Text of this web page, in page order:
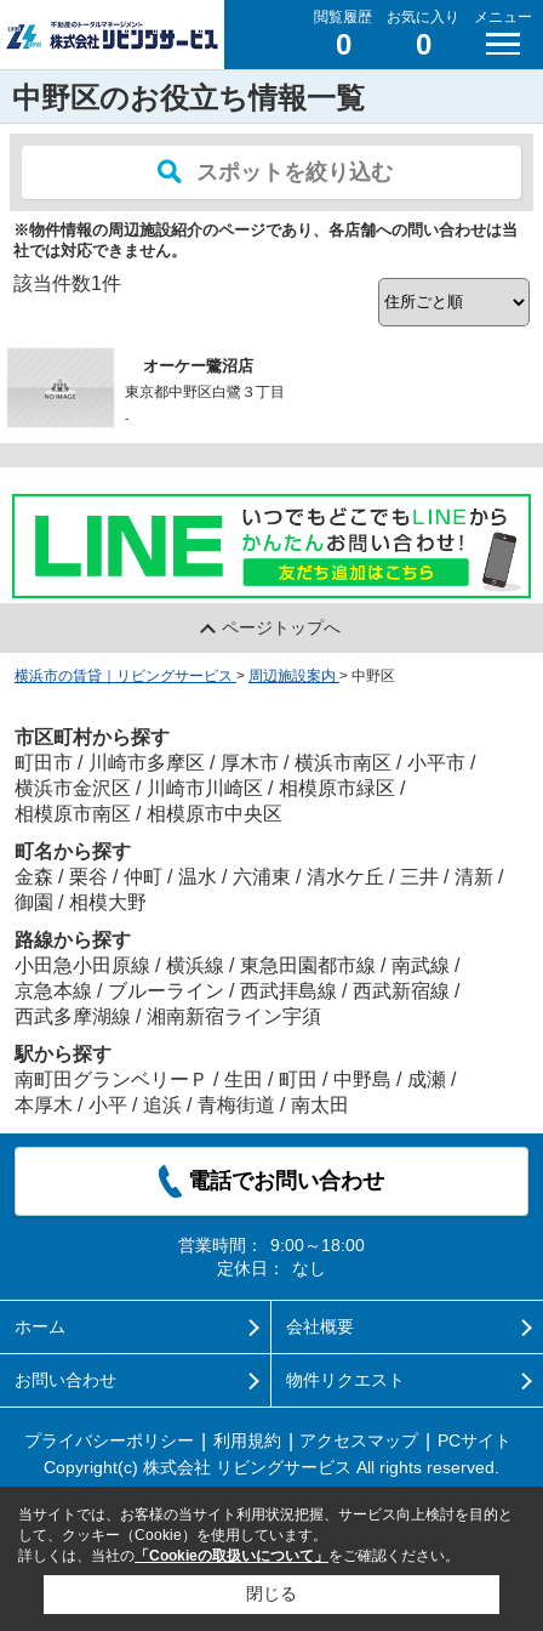
閲覧履歴
0
お気に入り
0
メニュー
中野区のお役立ち情報一覧
スポットを絞り込む
※物件情報の周辺施設紹介のページであり、各店舗への問い合わせは当
社では対応できません。
該当件数1件
オーケー鷺沼店
東京都中野区白鷺３丁目
-
ページトップへ
横浜市の賃貸｜リビングサービス > 周辺施設案内 > 中野区
市区町村から探す
町田市 / 川崎市多摩区 / 厚木市 / 横浜市南区 / 小平市 /
横浜市金沢区 / 川崎市川崎区 / 相模原市緑区 /
相模原市南区 / 相模原市中央区
町名から探す
金森 / 栗谷 / 仲町 / 温水 / 六浦東 / 清水ケ丘 / 三井 / 清新 /
御園 / 相模大野
路線から探す
小田急小田原線 / 横浜線 / 東急田園都市線 / 南武線 /
京急本線 / ブルーライン / 西武拝島線 / 西武新宿線 /
西武多摩湖線 / 湘南新宿ライン宇須
駅から探す
南町田グランベリーＰ / 生田 / 町田 / 中野島 / 成瀬 /
本厚木 / 小平 / 追浜 / 青梅街道 / 南太田
電話でお問い合わせ
営業時間：
9:00～18:00
定休日：
なし
ホーム 会社概要
お問い合わせ 物件リクエスト
プライバシーポリシー 利用規約 アクセスマップ
PCサイト
Copyright(c) 株式会社 リビングサービス All rights reserved.
当サイトでは、お客様の当サイト利用状況把握、サービス向上検討を目的と
して、クッキー（Cookie）を使用しています。
詳しくは、当社の 「Cookieの取扱いについて」 をご確認ください。
閉じる